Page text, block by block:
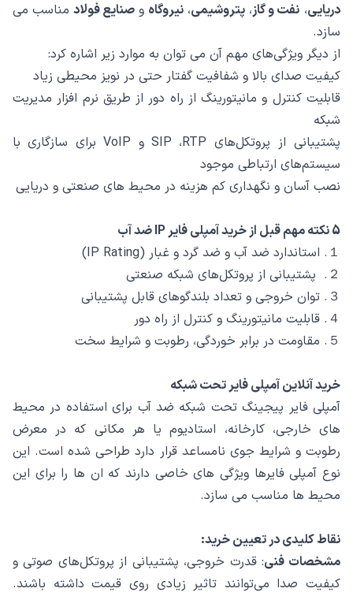
دریایی، نفت و گاز، پتروشیمی، نیروگاه و صنایع فولاد مناسب می
‌سازد.
از دیگر ویژگی‌های مهم آن می ‌توان به موارد زیر اشاره کرد:
کیفیت صدای بالا و شفافیت گفتار حتی در نویز محیطی زیاد
قابلیت کنترل و مانیتورینگ از راه دور از طریق نرم‌ افزار مدیریت
شبکه
پشتیبانی از پروتکل‌های SIP ،RTP و VoIP برای سازگاری با
سیستم‌های ارتباطی موجود
نصب آسان و نگهداری کم‌ هزینه در محیط‌ های صنعتی و دریایی
5 نکته مهم قبل از خرید آمپلی فایر IP ضد آب
１. استاندارد ضد آب و ضد گرد و غبار (IP Rating)
２. پشتیبانی از پروتکل‌های شبکه صنعتی
３. توان خروجی و تعداد بلندگوهای قابل پشتیبانی
４. قابلیت مانیتورینگ و کنترل از راه دور
５. مقاومت در برابر خوردگی، رطوبت و شرایط سخت
خرید آنلاین آمپلی فایر تحت شبکه
آمپلی فایر پیجینگ تحت شبکه ضد آب برای استفاده در محیط
های خارجی، کارخانه، استادیوم یا هر مکانی که در معرض
رطوبت و شرایط جوی نامساعد قرار دارد طراحی شده است. این
نوع آمپلی فایرها ویژگی های خاصی دارند که ان ها را برای این
محیط ها مناسب می سازد.
نقاط کلیدی در تعیین خرید:
مشخصات فنی: قدرت خروجی، پشتیبانی از پروتکل‌های صوتی و
کیفیت صدا می‌توانند تاثیر زیادی روی قیمت داشته باشند.